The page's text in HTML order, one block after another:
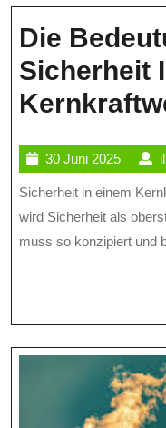
Die
Sicherheit
30 Juni 202530
Juni
2025
Sicherheit in einem Kernkraftwerk In einem Kernkraftwerk
wird Sicherheit als
muss so konzipiert und